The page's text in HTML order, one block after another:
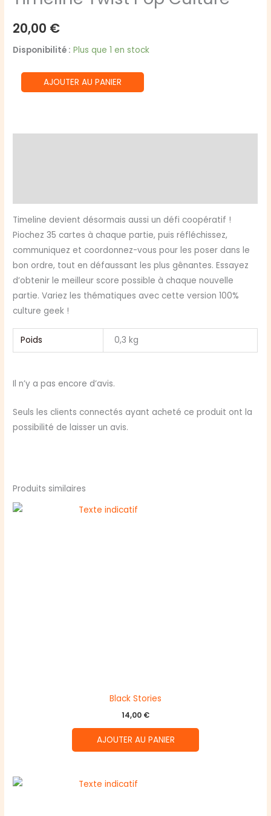
20,00 €
Disponibilité : Plus que 1 en stock
quantité
de
AJOUTER AU PANIER
Timeline devient désormais aussi un défi coopératif !
Piochez 35 cartes à chaque partie, puis réfléchissez,
communiquez et coordonnez-vous pour les poser dans le
bon ordre, tout en défaussant les plus gênantes. Essayez
d’obtenir le meilleur score possible à chaque nouvelle
partie. Variez les thématiques avec cette version 100%
culture geek !
Poids 0,3 kg
Il n’y a pas encore d’avis.
Seuls les clients connectés ayant acheté ce produit ont la
possibilité de laisser un avis.
Produits similaires
Black Stories
14,00 €
AJOUTER AU PANIER